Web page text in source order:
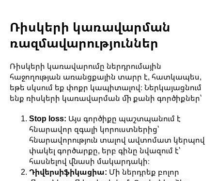
Ռիսկերի կառավարման
ռազմավարություններ
Ռիսկերի կառավարումը ներդրումային
հաջողության առանցքային տարր է, հատկապես,
եթե սկսում եք փոքր կապիտալով։ Ներկայացնում
ենք ռիսկերի կառավարման մի քանի գործիքներ՝
Stop loss: Այս գործիքը պաշտպանում է
հնարավոր զգալի կորուստներից՝
հնարավորություն տալով ավտոմատ կերպով
փակել գործարքը, երբ գինը նվազում է՝
հասնելով վնասի մակարդակի։
Դիվերսիֆիկացիա: Մի ներդրեք բոլոր